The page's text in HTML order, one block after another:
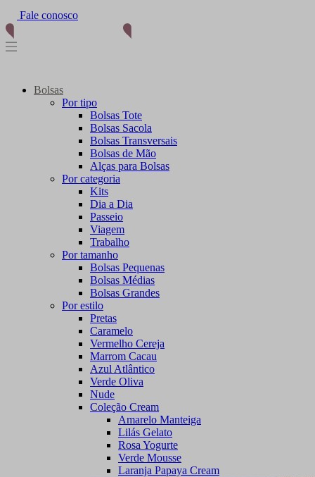
(11) 96012-2976
Fale conosco
Bolsas
Por tipo
Bolsas Tote
Bolsas Sacola
Bolsas Transversais
Bolsas de Mão
Alças para Bolsas
Por categoria
Kits
Dia a Dia
Passeio
Viagem
Trabalho
Por tamanho
Bolsas Pequenas
Bolsas Médias
Bolsas Grandes
Por estilo
Pretas
Caramelo
Vermelho Cereja
Marrom Cacau
Azul Atlântico
Verde Oliva
Nude
Coleção Cream
Amarelo Manteiga
Lilás Gelato
Rosa Yogurte
Verde Mousse
Laranja Papaya Cream